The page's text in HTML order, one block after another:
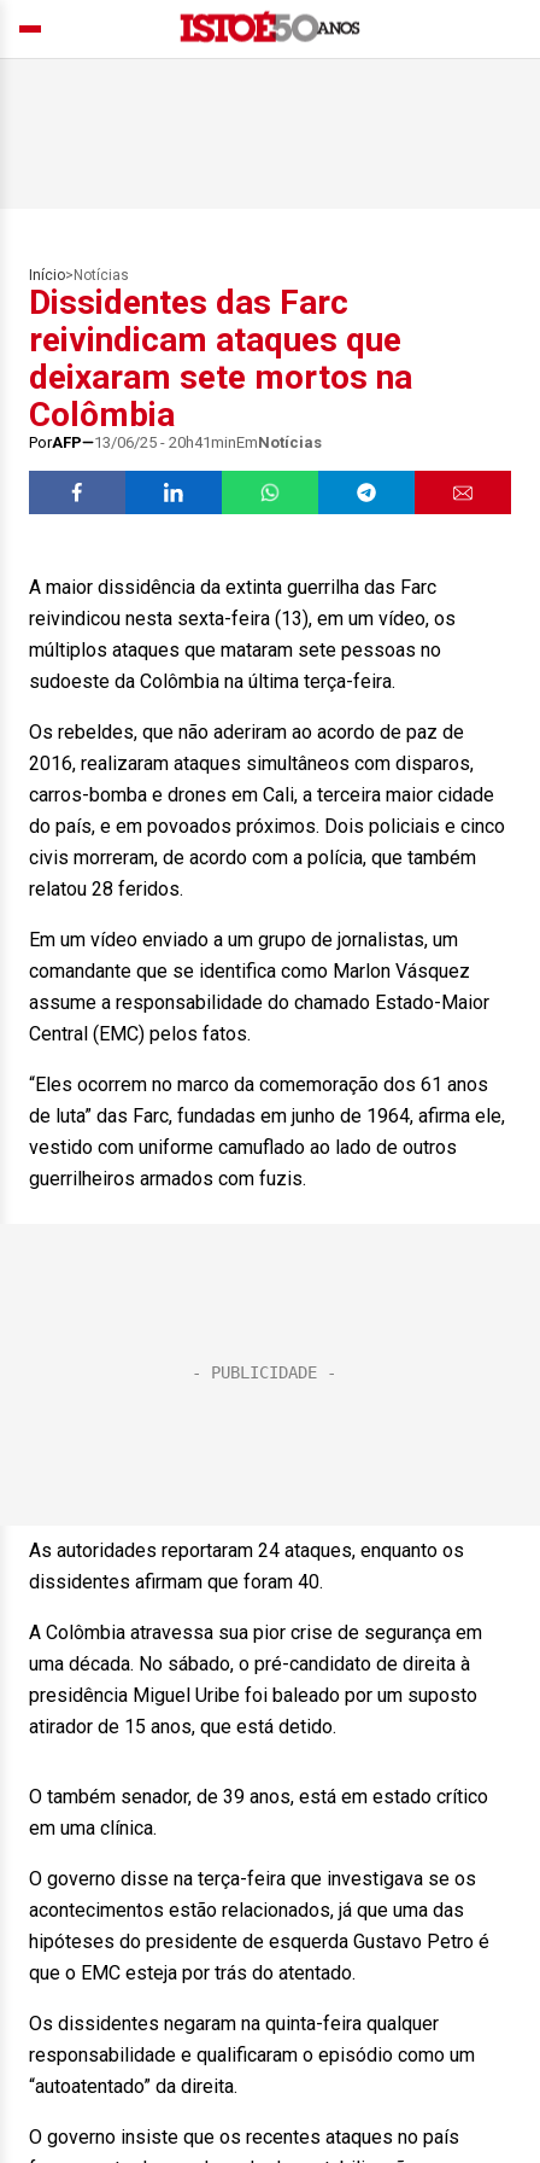
Início> Notícias
Dissidentes das Farc
reivindicam ataques que
deixaram sete mortos na
Colômbia
PorAFP 13/06/25 - 20h41minEmNotícias
A maior dissidência da extinta guerrilha das Farc
reivindicou nesta sexta-feira (13), em um vídeo, os
múltiplos ataques que mataram sete pessoas no
sudoeste da Colômbia na última terça-feira.
Os rebeldes, que não aderiram ao acordo de paz de
2016, realizaram ataques simultâneos com disparos,
carros-bomba e drones em Cali, a terceira maior cidade
do país, e em povoados próximos. Dois policiais e cinco
civis morreram, de acordo com a polícia, que também
relatou 28 feridos.
Em um vídeo enviado a um grupo de jornalistas, um
comandante que se identifica como Marlon Vásquez
assume a responsabilidade do chamado Estado-Maior
Central (EMC) pelos fatos.
“Eles ocorrem no marco da comemoração dos 61 anos
de luta” das Farc, fundadas em junho de 1964, afirma ele,
vestido com uniforme camuflado ao lado de outros
guerrilheiros armados com fuzis.
As autoridades reportaram 24 ataques, enquanto os
dissidentes afirmam que foram 40.
A Colômbia atravessa sua pior crise de segurança em
uma década. No sábado, o pré-candidato de direita à
presidência Miguel Uribe foi baleado por um suposto
atirador de 15 anos, que está detido.
O também senador, de 39 anos, está em estado crítico
em uma clínica.
O governo disse na terça-feira que investigava se os
acontecimentos estão relacionados, já que uma das
hipóteses do presidente de esquerda Gustavo Petro é
que o EMC esteja por trás do atentado.
Os dissidentes negaram na quinta-feira qualquer
responsabilidade e qualificaram o episódio como um
“autoatentado” da direita.
O governo insiste que os recentes ataques no país